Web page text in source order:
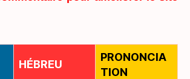
HÉBREU
PRONONCIA
TION